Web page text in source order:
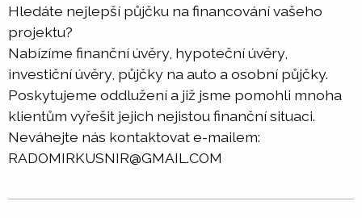
Hledáte nejlepší půjčku na financování vašeho
projektu?
Nabízíme finanční úvěry, hypoteční úvěry,
investiční úvěry, půjčky na auto a osobní půjčky.
Poskytujeme oddlužení a již jsme pomohli mnoha
klientům vyřešit jejich nejistou finanční situaci.
Neváhejte nás kontaktovat e-mailem:
RADOMIRKUSNIR@GMAIL.COM